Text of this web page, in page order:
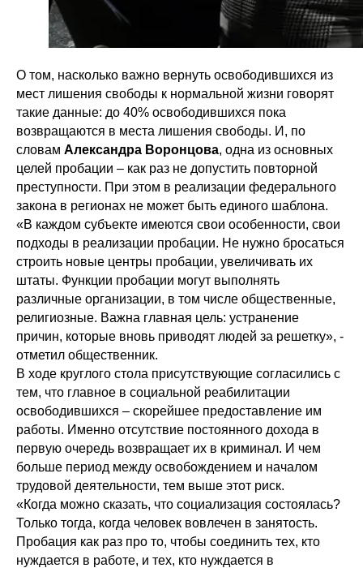
О том, насколько важно вернуть освободившихся из
мест лишения свободы к нормальной жизни говорят
такие данные: до 40% освободившихся пока
возвращаются в места лишения свободы. И, по
словам Александра Воронцова, одна из основных
целей пробации – как раз не допустить повторной
преступности. При этом в реализации федерального
закона в регионах не может быть единого шаблона.
«В каждом субъекте имеются свои особенности, свои
подходы в реализации пробации. Не нужно бросаться
строить новые центры пробации, увеличивать их
штаты. Функции пробации могут выполнять
различные организации, в том числе общественные,
религиозные. Важна главная цель: устранение
причин, которые вновь приводят людей за решетку», -
отметил общественник.
В ходе круглого стола присутствующие согласились с
тем, что главное в социальной реабилитации
освободившихся – скорейшее предоставление им
работы. Именно отсутствие постоянного дохода в
первую очередь возвращает их в криминал. И чем
больше период между освобождением и началом
трудовой деятельности, тем выше этот риск.
«Когда можно сказать, что социализация состоялась?
Только тогда, когда человек вовлечен в занятость.
Пробация как раз про то, чтобы соединить тех, кто
нуждается в работе, и тех, кто нуждается в